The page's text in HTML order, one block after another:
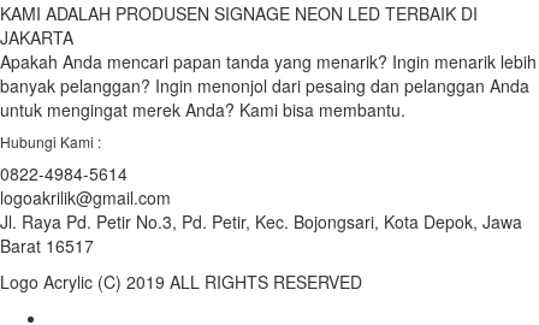
KAMI ADALAH PRODUSEN SIGNAGE NEON LED TERBAIK DI
JAKARTA
Apakah Anda mencari papan tanda yang menarik? Ingin menarik lebih
banyak pelanggan? Ingin menonjol dari pesaing dan pelanggan Anda
untuk mengingat merek Anda? Kami bisa membantu.
Hubungi Kami :
0822-4984-5614
logoakrilik@gmail.com
Jl. Raya Pd. Petir No.3, Pd. Petir, Kec. Bojongsari, Kota Depok, Jawa
Barat 16517
Logo Acrylic (C) 2019 ALL RIGHTS RESERVED